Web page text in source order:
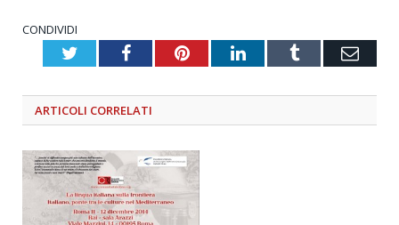
CONDIVIDI
TwitterFacebookPinterestLinkedInTumblr
ARTICOLI CORRELATI